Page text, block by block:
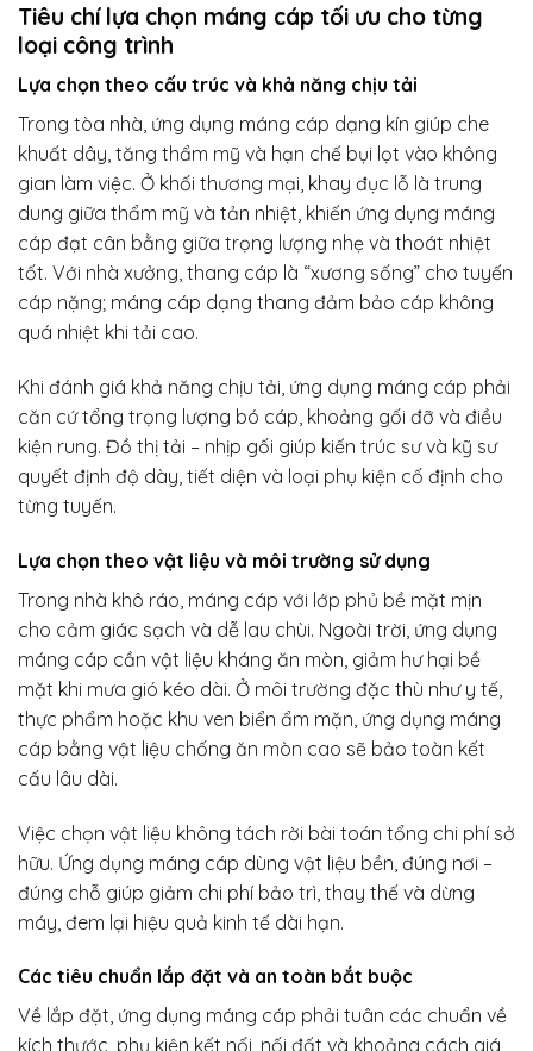
Tiêu chí lựa chọn máng cáp tối ưu cho từng
loại công trình
Lựa chọn theo cấu trúc và khả năng chịu tải
Trong tòa nhà, ứng dụng máng cáp dạng kín giúp che
khuất dây, tăng thẩm mỹ và hạn chế bụi lọt vào không
gian làm việc. Ở khối thương mại, khay đục lỗ là trung
dung giữa thẩm mỹ và tản nhiệt, khiến ứng dụng máng
cáp đạt cân bằng giữa trọng lượng nhẹ và thoát nhiệt
tốt. Với nhà xưởng, thang cáp là “xương sống” cho tuyến
cáp nặng; máng cáp dạng thang đảm bảo cáp không
quá nhiệt khi tải cao.
Khi đánh giá khả năng chịu tải, ứng dụng máng cáp phải
căn cứ tổng trọng lượng bó cáp, khoảng gối đỡ và điều
kiện rung. Đồ thị tải – nhịp gối giúp kiến trúc sư và kỹ sư
quyết định độ dày, tiết diện và loại phụ kiện cố định cho
từng tuyến.
Lựa chọn theo vật liệu và môi trường sử dụng
Trong nhà khô ráo, máng cáp với lớp phủ bề mặt mịn
cho cảm giác sạch và dễ lau chùi. Ngoài trời, ứng dụng
máng cáp cần vật liệu kháng ăn mòn, giảm hư hại bề
mặt khi mưa gió kéo dài. Ở môi trường đặc thù như y tế,
thực phẩm hoặc khu ven biển ẩm mặn, ứng dụng máng
cáp bằng vật liệu chống ăn mòn cao sẽ bảo toàn kết
cấu lâu dài.
Việc chọn vật liệu không tách rời bài toán tổng chi phí sở
hữu. Ứng dụng máng cáp dùng vật liệu bền, đúng nơi –
đúng chỗ giúp giảm chi phí bảo trì, thay thế và dừng
máy, đem lại hiệu quả kinh tế dài hạn.
Các tiêu chuẩn lắp đặt và an toàn bắt buộc
Về lắp đặt, ứng dụng máng cáp phải tuân các chuẩn về
kích thước, phụ kiện kết nối, nối đất và khoảng cách giá